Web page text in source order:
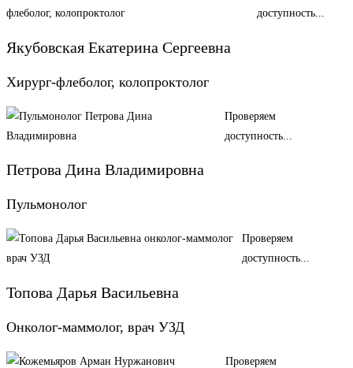
Якубовская Екатерина Сергеевна
Хирург-флеболог, колопроктолог
доступность...
Петрова Дина Владимировна
Пульмонолог
Проверяем
доступность...
Топова Дарья Васильевна
Онколог-маммолог, врач УЗД
Проверяем
доступность...
Проверяем